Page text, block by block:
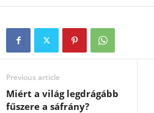
Previous article
Miért a világ legdrágább
fűszere a sáfrány?